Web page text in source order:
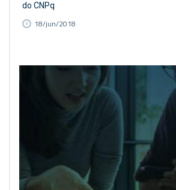
do CNPq
18/jun/2018